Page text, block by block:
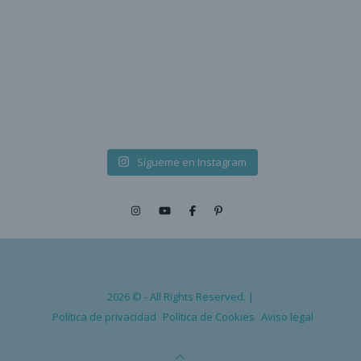
Sígueme en Instagram
2026 © - All Rights Reserved. |
Política de privacidad Política de Cookies Aviso legal